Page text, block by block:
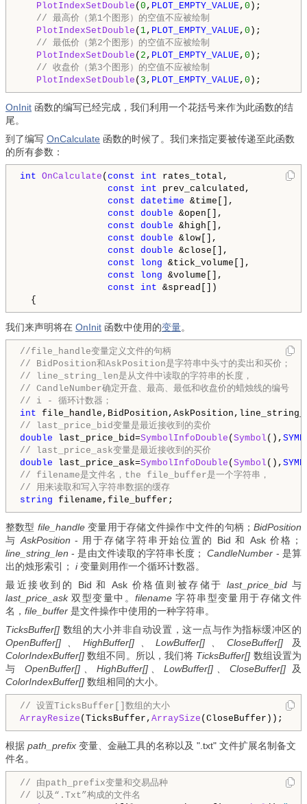
PlotIndexSetDouble ( 0 , PLOT_EMPTY_VALUE, 0 );
// 最高价（第1个图形）的空值不应被绘制
PlotIndexSetDouble ( 1, PLOT_EMPTY_VALUE, 0 );
// 最低价（第2个图形）的空值不应被绘制
PlotIndexSetDouble ( 2 , PLOT_EMPTY_VALUE, 0 );
// 收盘价（第3个图形）的空值不应被绘制
PlotIndexSetDouble ( 3 , PLOT_EMPTY_VALUE, 0 );
OnInit 函数的编写已经完成，我们利用一个花括号来作为此函数的结
尾。
到了编写 OnCalculate 函数的时候了。我们来指定要被传递至此函数
的所有参数：
int OnCalculate ( const int rates_total,
const
int prev_calculated,
const datetime &time[],
const double &open[],
const double &high[],
const double &low[],
const double &close[],
const
long &tick_volume[],
const
long &volume[],
const
int &spread[])
{
我们来声明将在 OnInit 函数中使用的变量。
//file_handle变量定义文件的句柄
// BidPosition和AskPosition是字符串中头寸的卖出和买价；
// line_string_len是从文件中读取的字符串的长度，
// CandleNumber确定开盘、最高、最低和收盘价的蜡烛线的编号
// i - 循环计数器；
int
// last_price_bid变量是最近接收到的卖价
double last_price_bid=SymbolInfoDouble ( Symbol (),
// last_price_ask变量是最近接收到的买价
double last_price_ask=SymbolInfoDouble ( Symbol (),
// filename是文件名，the file_buffer是一个字符串，
// 用来读取和写入字符串数据的缓存
string filename,file_buffer;
整数型 file_handle变量用于存储文件操作中文件的句柄；BidPosition
与AskPosition - 用于存储字符串开始位置的 Bid 和 Ask 价格；
line_string_len - 是由文件读取的字符串长度；CandleNumber - 是算
出的烛形索引； i变量则用作一个循环计数器。
最近接收到的 Bid 和 Ask 价格值则被存储于last_price_bid 与
last_price_ask双型变量中。 filename字符串型变量用于存储文件
名， file_buffer 是文件操作中使用的一种字符串。
TicksBuffer[] 数组的大小并非自动设置，这一点与作为指标缓冲区的
OpenBuffer[]、HighBuffer[]、LowBuffer[]、CloseBuffer[] 及
ColorIndexBuffer[] 数组不同。所以，我们将 TicksBuffer[] 数组设置为
与 OpenBuffer[]、HighBuffer[]、LowBuffer[]、CloseBuffer[] 及
ColorIndexBuffer[] 数组相同的大小。
// 设置TicksBuffer[]数组的大小
ArrayResize (TicksBuffer, ArraySize (CloseBuffer));
根据 path_prefix 变量、金融工具的名称以及 ".txt" 文件扩展名制备文
件名。
// 由path_prefix变量和交易品种
// 以及“.Txt”构成的文件名